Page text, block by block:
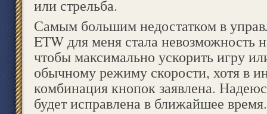
или стрельба.
Самым большим недостатком в
ETW для меня стала невозможность
чтобы максимально ускорить игру
обычному режиму скорости, хотя в
комбинация кнопок заявлена.
будет исправлена в ближайшее время.